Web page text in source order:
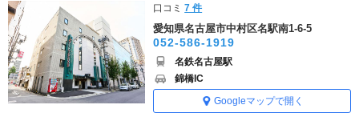
口コミ7 件
愛知県名古屋市中村区名駅南1-6-5
052-586-1919
名鉄名古屋駅
錦橋IC
Googleマップで開く